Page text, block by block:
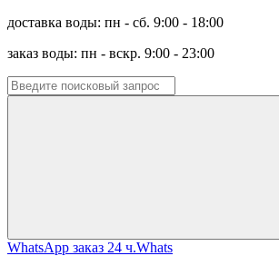
доставка воды: пн - сб. 9:00 - 18:00
заказ воды: пн - вскр. 9:00 - 23:00
WhatsApp заказ 24 ч.Whats